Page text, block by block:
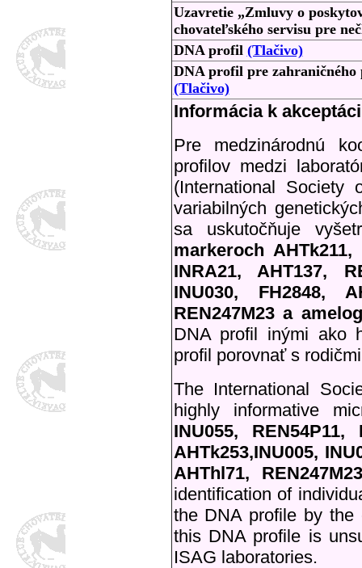
Uzavretie „Zmluvy o
chovateľského servisu pre
DNA profil (Tlačivo)
DNA profil pre zahraničného
(Tlačivo)
Informácia k
Pre medzinárodnú
profilov medzi
(International Society
variabilných
sa uskutočňuje
markeroch AHTk211,
INRA21, AHT137,
INU030, FH2848,
REN247M23 a
DNA profil inými ako
profil porovnať s
The International
highly informative
INU055, REN54P11,
AHTk253,INU005,
AHThl71,
identification of
the DNA profile by
this DNA profile is
ISAG laboratories.